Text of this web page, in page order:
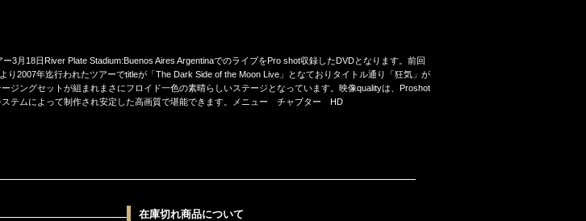
3月18日River Plate Stadium:Buenos Aires ArgentinaでのライブをPro shot収録したDVDとなります。前回
り2007年迄行われたツアーでtitleが「The Dark Side of the Moon Live」となておりタイトル通り「狂気」が
ジングセットが組まれまさにフロイド一色の素晴らしいステージとなっています。映像qualityは、Proshot
ステムによって制作され安定した高画質で堪能できます。メニュー チャプター HD
在庫切れ商品について